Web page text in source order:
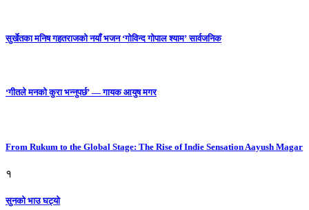
सुर्खेतका मनिष गहतराजको नयाँ भजन ‘गोविन्द गोपाल श्याम’ सार्वजनिक
‘गीतले मनको कुरा भन्नुपर्छ’ — गायक आयुष मगर
From Rukum to the Global Stage: The Rise of Indie Sensation Aayush Magar
१
सुनको भाउ घट्याे